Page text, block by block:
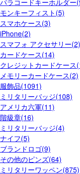
パラコードキーホルダー
モンキーフィスト(5)
スマホケース(3)
iPhone(2)
スマフォ アクセサリー(2)
カードケース(14)
クレジットカードケース
メモリーカードケース(2)
服飾品(1091)
ミリタリーバッジ(108)
アメリカ六軍(11)
階級章(16)
ミリタリーバッジ(4)
ナイフ(5)
ブランドロゴ(9)
その他のピンズ(64)
ミリタリーワッペン(875)